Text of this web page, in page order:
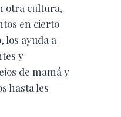
otra cultura,
en cierto
los ayuda a
y
de mamá y
hasta les